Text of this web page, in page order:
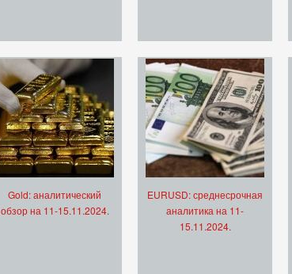
Gold: аналитический
обзор на 11-15.11.2024.
EURUSD: среднесрочная
аналитика на 11-
15.11.2024.